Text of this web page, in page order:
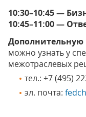
10:30–10:45 —
10:45–11:00—
можно узнать у
межотраслевых
тел.: +7 (495)
эл. почта: